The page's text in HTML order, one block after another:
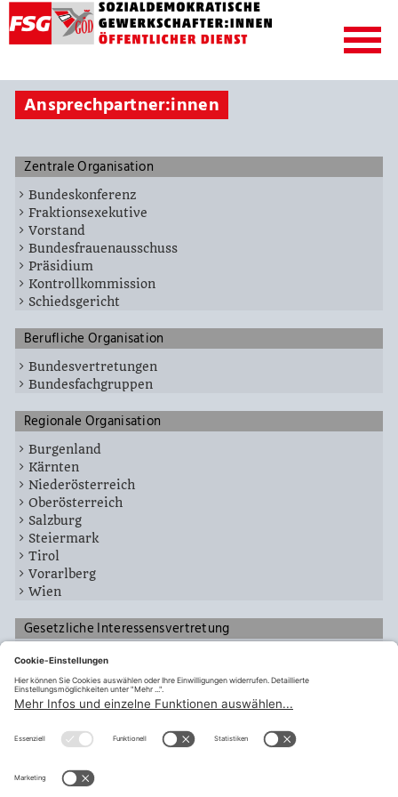
Ansprechpartner:innen
Zentrale Organisation
Bundeskonferenz
Fraktionsexekutive
Vorstand
Bundesfrauenausschuss
Präsidium
Kontrollkommission
Schiedsgericht
Berufliche Organisation
Bundesvertretungen
Bundesfachgruppen
Regionale Organisation
Burgenland
Kärnten
Niederösterreich
Oberösterreich
Salzburg
Steiermark
Tirol
Vorarlberg
Wien
Gesetzliche Interessensvertretung
Zentralausschüsse
Fachausschüsse
Landespersonalvertretung
Zentralbetriebsräte
FA Militärkommando Vorarlberg